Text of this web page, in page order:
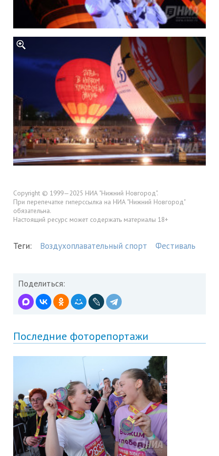
Copyright © 1999—2025 НИА "Нижний Новгород".
При перепечатке гиперссылка на НИА "Нижний Новгород"
обязательна.
Настоящий ресурс может содержать материалы 18+
Теги: Воздухоплавательный спорт Фестиваль
Поделиться:
Последние фоторепортажи